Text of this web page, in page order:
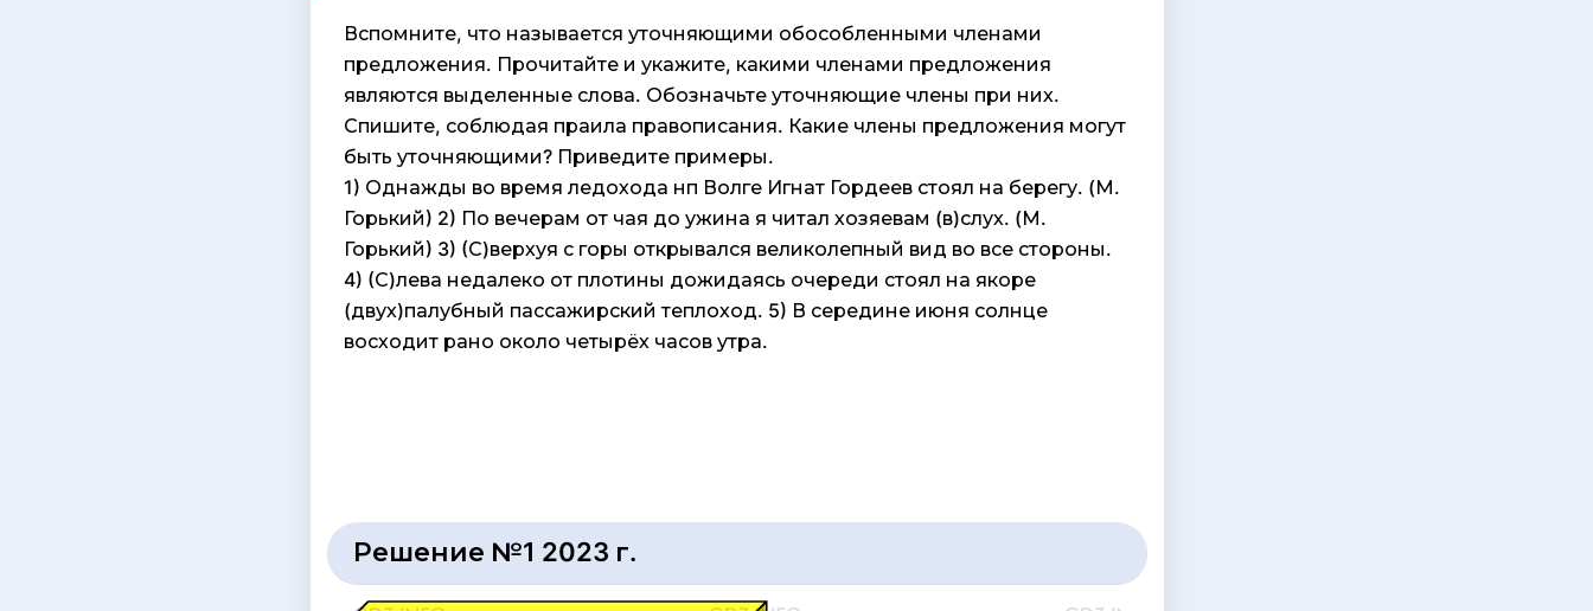
Вспомните, что называется уточняющими обособленными членами
предложения. Прочитайте и укажите, какими членами предложения
являются выделенные слова. Обозначьте уточняющие члены при них.
Спишите, соблюдая праила правописания. Какие члены предложения могут
быть уточняющими? Приведите примеры.
1) Однажды во время ледохода нп Волге Игнат Гордеев стоял на берегу. (М.
Горький) 2) По вечерам от чая до ужина я читал хозяевам (в)слух. (М.
Горький) 3) (С)верхуя с горы открывался великолепный вид во все стороны.
4) (С)лева недалеко от плотины дожидаясь очереди стоял на якоре
(двух)палубный пассажирский теплоход. 5) В середине июня солнце
восходит рано около четырёх часов утра.
Решение №1 2023 г.